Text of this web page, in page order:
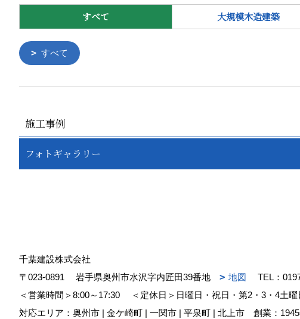
すべて 大規模木造建築
すべて
施工事例
フォトギャラリー
千葉建設株式会社
〒023-0891
岩手県奥州市水沢字内匠田39番地 地図 TEL：
＜営業時間＞8:00～17:30
＜定休日＞日曜日・祝日・第2・3・4土
対応エリア：奥州市 | 金ケ崎町 | 一関市 | 平泉町 | 北上市
創業：